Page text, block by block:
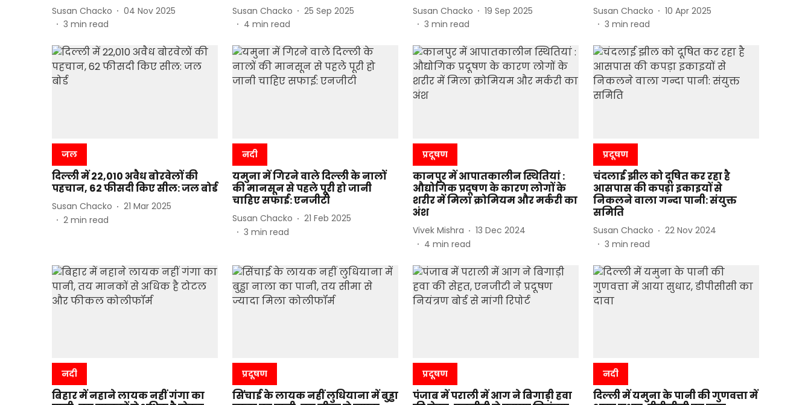
Susan Chacko
04 Nov 2025
3 min read
Susan Chacko
25 Sep 2025
4 min read
Susan Chacko
19 Sep 2025
3 min read
Susan Chacko
10 Apr 2025
3 min read
जल
दिल्ली में 22,010 अवैध बोरवेलों की
पहचान, 62 फीसदी किए सील: जल बोर्ड
Susan Chacko
21 Mar 2025
2 min read
नदी
यमुना में गिरने वाले दिल्ली के नालों
की मानसून से पहले पूरी हो जानी
चाहिए सफाई: एनजीटी
Susan Chacko
21 Feb 2025
3 min read
प्रदूषण
कानपुर में आपातकालीन स्थितियां :
औद्योगिक प्रदूषण के कारण लोगों के
शरीर में मिला क्रोमियम और मर्करी का
अंश
Vivek Mishra
13 Dec 2024
4 min read
प्रदूषण
चंदलाई झील को दूषित कर रहा है
आसपास की कपड़ा इकाइयों से
निकलने वाला गन्दा पानी: संयुक्त
समिति
Susan Chacko
22 Nov 2024
3 min read
नदी
बिहार में नहाने लायक नहीं गंगा का
प्रदूषण
सिंचाई के लायक नहीं लुधियाना में बुड्ढा
प्रदूषण
पंजाब में पराली में आग ने बिगाड़ी हवा
नदी
दिल्ली में यमुना के पानी की गुणवत्ता में